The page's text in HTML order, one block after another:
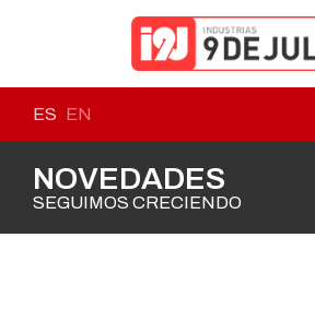
ES EN
NOVEDADES
SEGUIMOS CRECIENDO